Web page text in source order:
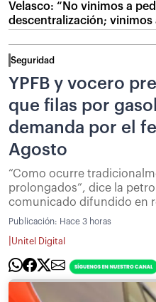
Velasco: “No vinimos a
descentralización; vinimos
Seguridad
YPFB y vocero
que filas por
demanda por el
Agosto
“Como ocurre
prolongados”, dice la
comunicado difundido en
Publicación: Hace 3 horas
Unitel Digital